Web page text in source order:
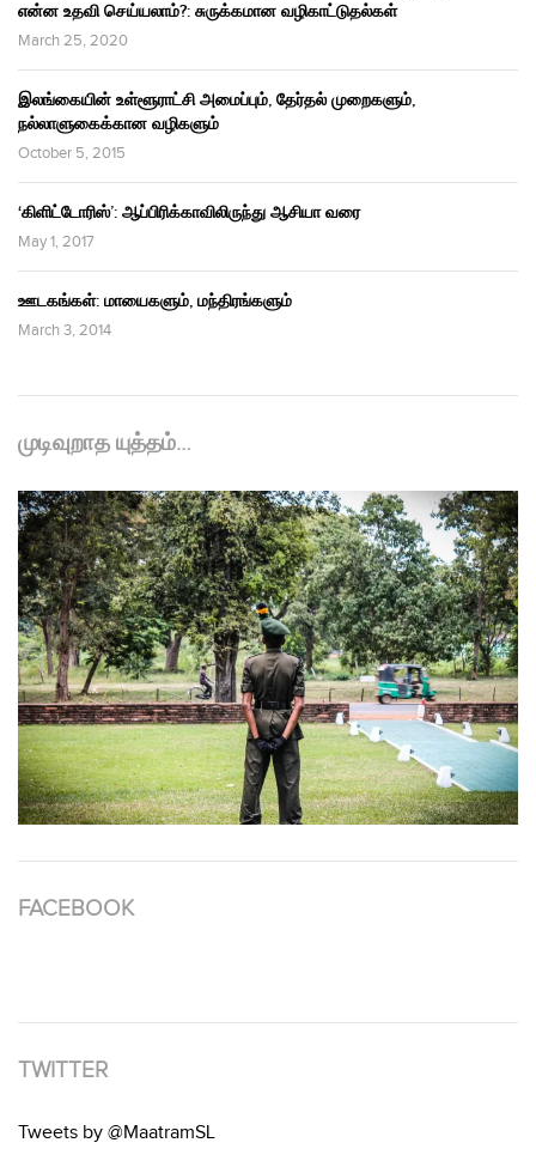
என்ன உதவி செய்யலாம்?: சுருக்கமான வழிகாட்டுதல்கள்
March 25, 2020
இலங்கையின் உள்ளூராட்சி அமைப்பும், தேர்தல் முறைகளும்,
நல்லாளுகைக்கான வழிகளும்
October 5, 2015
‘கிளிட்டோரிஸ்’: ஆப்பிரிக்காவிலிருந்து ஆசியா வரை
May 1, 2017
ஊடகங்கள்: மாயைகளும், மந்திரங்களும்
March 3, 2014
முடிவுறாத யுத்தம்…
FACEBOOK
TWITTER
Tweets by @MaatramSL